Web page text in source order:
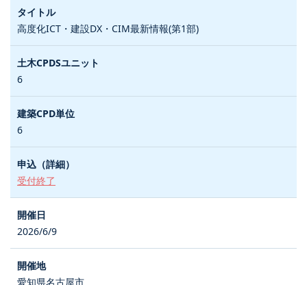
高度化ICT・建設DX・CIM最新情報(第1部)
6
6
受付終了
2026/6/9
愛知県名古屋市